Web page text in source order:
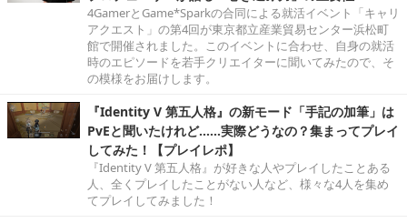
4GamerとGame*Sparkの合同による就活イベント「キャリ
アクエスト」の第4回が東京都立産業貿易センター浜松町
館で開催されました。このイベントに合わせ、自身の就活
時のエピソードを若手クリエイターに聞いてみたので、そ
の模様をお届けします。
『Identity V 第五人格』の新モード「手記の加筆」は
PvEと聞いたけれど……実際どうなの？集まってプレイ
してみた！【プレイレポ】
『Identity V 第五人格』が好きな人やプレイしたことある
人、全くプレイしたことがない人など、様々な4人を集め
てプレイしてみました！